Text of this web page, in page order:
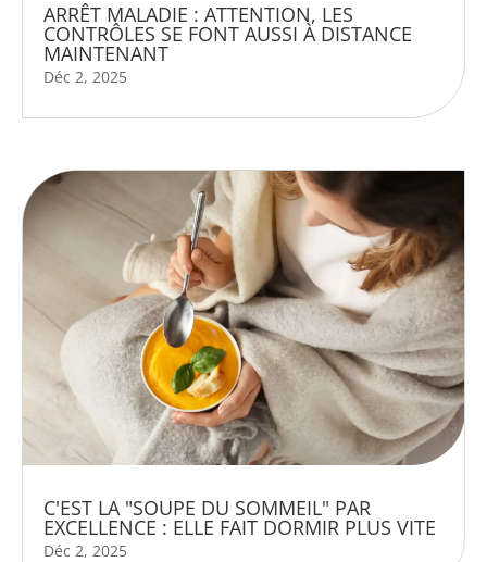
ARRÊT MALADIE : ATTENTION, LES
CONTRÔLES SE FONT AUSSI À DISTANCE
MAINTENANT
Déc 2, 2025
C'EST LA "SOUPE DU SOMMEIL" PAR
EXCELLENCE : ELLE FAIT DORMIR PLUS VITE
Déc 2, 2025